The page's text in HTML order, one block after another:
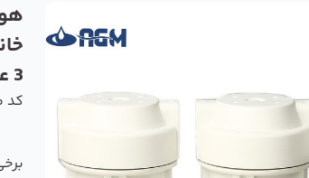
3 عددی
کد